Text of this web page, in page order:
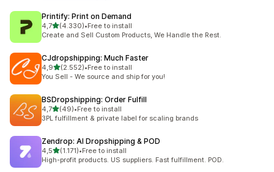
Printify: Print on Demand
4,75 yıldız üzerinden
(4.330)
toplam 4330 değerlendirme
•Free to install
Create and Sell Custom Products, We Handle the Rest.
CJdropshipping: Much Faster
4,95 yıldız üzerinden
(2.552)
toplam 2552 değerlendirme
•Free to install
You Sell - We source and ship for you!
BSDropshipping: Order Fulfill
4,75 yıldız üzerinden
(49)
toplam 49 değerlendirme
•Free to install
3PL fulfillment & private label for scaling brands
Zendrop: AI Dropshipping & POD
4,55 yıldız üzerinden
(1.171)
toplam 1171 değerlendirme
•Free to install
High-profit products. US suppliers. Fast fulfillment. POD.